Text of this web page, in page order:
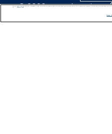
© 2026 Travel +
commerce déposée
Manage